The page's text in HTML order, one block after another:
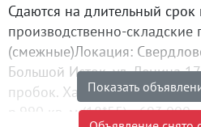
Сдаются на длительный
производственно-
(смежные)Локация:
Большой Исток, ул. Ленина
пробок. Характеристика:950
р.990 кв. м.(18*55) =693.000
Показать